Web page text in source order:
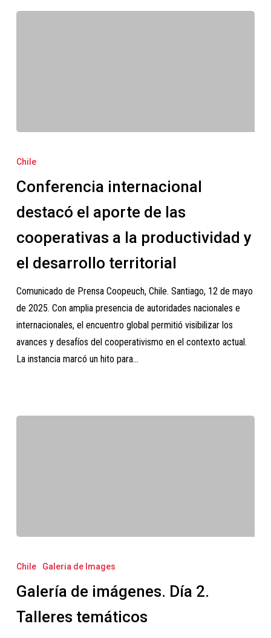
internacional
el
aporte
las
cooperativas
la
productividad
y
el
desarrollo
Chile
Conferencia internacional
destacó el aporte de las
cooperativas a la productividad y
el desarrollo territorial
Comunicado de Prensa Coopeuch, Chile. Santiago, 12 de mayo
de 2025. Con amplia presencia de autoridades nacionales e
internacionales, el encuentro global permitió visibilizar los
avances y desafíos del cooperativismo en el contexto actual.
La instancia marcó un hito para…
de
Día
2.
Chile Galeria de Images
Galería de imágenes. Día 2.
Talleres temáticos